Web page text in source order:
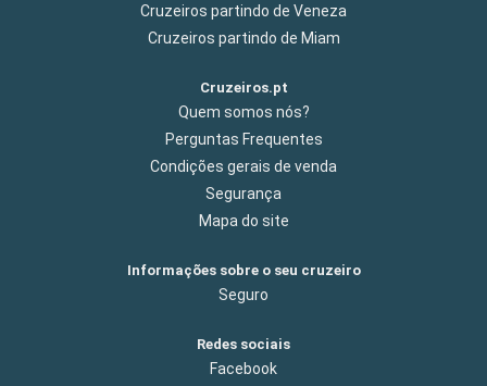
Cruzeiros partindo de Veneza
Cruzeiros partindo de Miam
Cruzeiros.pt
Quem somos nós?
Perguntas Frequentes
Condições gerais de venda
Segurança
Mapa do site
Informações sobre o seu cruzeiro
Seguro
Redes sociais
Facebook